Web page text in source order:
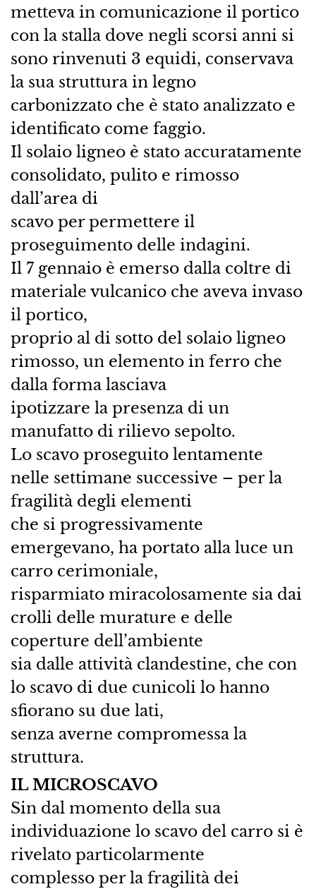
metteva in comunicazione il portico
con la stalla dove negli scorsi anni si
sono rinvenuti 3 equidi, conservava
la sua struttura in legno
carbonizzato che è stato analizzato e
identificato come faggio.
Il solaio ligneo è stato accuratamente
consolidato, pulito e rimosso
dall’area di
scavo per permettere il
proseguimento delle indagini.
Il 7 gennaio è emerso dalla coltre di
materiale vulcanico che aveva invaso
il portico,
proprio al di sotto del solaio ligneo
rimosso, un elemento in ferro che
dalla forma lasciava
ipotizzare la presenza di un
manufatto di rilievo sepolto.
Lo scavo proseguito lentamente
nelle settimane successive – per la
fragilità degli elementi
che si progressivamente
emergevano, ha portato alla luce un
carro cerimoniale,
risparmiato miracolosamente sia dai
crolli delle murature e delle
coperture dell’ambiente
sia dalle attività clandestine, che con
lo scavo di due cunicoli lo hanno
sfiorano su due lati,
senza averne compromessa la
struttura.
IL MICROSCAVO
Sin dal momento della sua
individuazione lo scavo del carro si è
rivelato particolarmente
complesso per la fragilità dei